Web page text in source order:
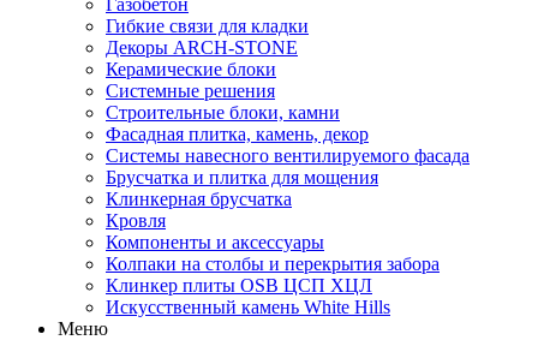
Газобетон
Гибкие связи для кладки
Декоры ARCH-STONE
Керамические блоки
Системные решения
Строительные блоки, камни
Фасадная плитка, камень, декор
Системы навесного вентилируемого фасада
Брусчатка и плитка для мощения
Клинкерная брусчатка
Кровля
Компоненты и аксессуары
Колпаки на столбы и перекрытия забора
Клинкер плиты OSB ЦСП ХЦЛ
Искусственный камень White Hills
Меню